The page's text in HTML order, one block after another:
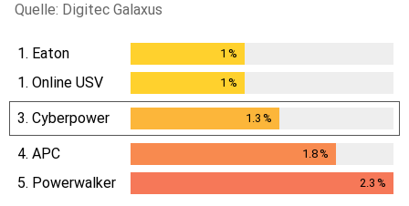
Quelle: Digitec Galaxus
1. Eaton 1 %
1. Online USV 1 %
3. Cyberpower 1.3 %
4. APC 1.8%
5. Powerwalker 2.3 %